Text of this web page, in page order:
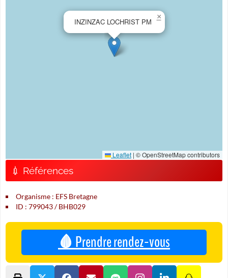
INZINZAC LOCHRIST PM
×
Leaflet | © OpenStreetMap contributors
💉 Références
Organisme : EFS Bretagne
ID : 799043 / BHB029
🩸 Prendre rendez-vous